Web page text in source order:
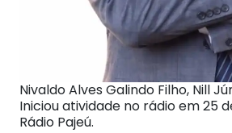
Nivaldo Alves Galindo Filho, Nill
Iniciou atividade no rádio em 25
Rádio Pajeú.